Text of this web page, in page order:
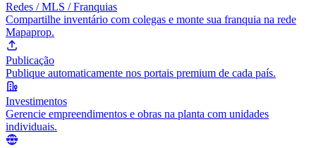
Redes / MLS / Franquias
Compartilhe inventário com colegas e monte sua franquia na rede
Mapaprop.
Publicação
Publique automaticamente nos portais premium de cada país.
Investimentos
Gerencie empreendimentos e obras na planta com unidades
individuais.